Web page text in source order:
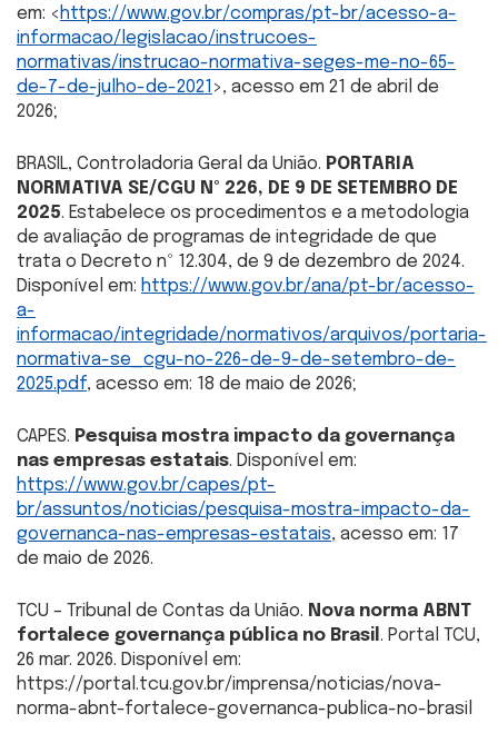
em: < https://www.gov.br/compras/pt-br/acesso-a-
informacao/legislacao/instrucoes-
normativas/instrucao-normativa-seges-me-no-65-
de-7-de-julho-de-2021 >, acesso em 21 de abril de
2026;
BRASIL, Controladoria Geral da União. PORTARIA
NORMATIVA SE/CGU Nº 226, DE 9 DE SETEMBRO DE
2025. Estabelece os procedimentos e a metodologia
de avaliação de programas de integridade de que
trata o Decreto nº 12.304, de 9 de dezembro de 2024.
Disponível em: https://www.gov.br/ana/pt-br/acesso-
a-
informacao/integridade/normativos/arquivos/portaria-
normativa-se_cgu-no-226-de-9-de-setembro-de-
2025.pdf, acesso em: 18 de maio de 2026;
CAPES. Pesquisa mostra impacto da governança
nas empresas estatais. Disponível em:
https://www.gov.br/capes/pt-
br/assuntos/noticias/pesquisa-mostra-impacto-da-
governanca-nas-empresas-estatais, acesso em: 17
de maio de 2026.
TCU – Tribunal de Contas da União. Nova norma ABNT
fortalece governança pública no Brasil . Portal TCU,
26 mar. 2026. Disponível em:
https://portal.tcu.gov.br/imprensa/noticias/nova-
norma-abnt-fortalece-governanca-publica-no-brasil